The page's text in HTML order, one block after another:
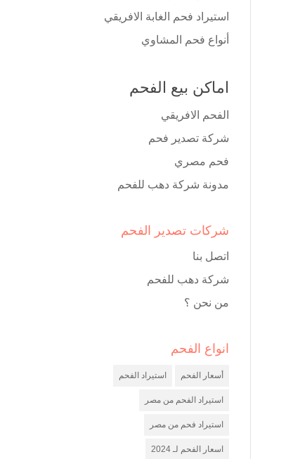
استيراد فحم الغابة الافريقي
أنواع فحم المشاوي
اماكن بيع الفحم
الفحم الافريقي
شركة تصدير فحم
فحم مصري
مدونة شركة دهب للفحم
شركات تصدير الفحم
اتصل بنا
شركة دهب للفحم
من نحن ؟
انواع الفحم
أسعار الفحم استيراد الفحم
استيراد الفحم من مصر
استيراد فحم من مصر
اسعار الفحم لـ 2024